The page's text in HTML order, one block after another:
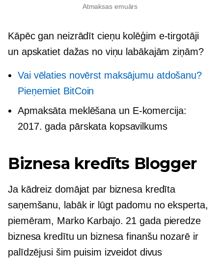
Atmaksas emuārs
Kāpēc gan neizrādīt cieņu kolēģim e-tirgotāji
un apskatiet dažas no viņu labākajām ziņām?
Vai vēlaties novērst maksājumu atdošanu?
Pieņemiet BitCoin
Apmaksāta meklēšana un E-komercija:
2017. gada pārskata kopsavilkums
Biznesa kredīts Blogger
Ja kādreiz domājat par biznesa kredīta
saņemšanu, labāk ir lūgt padomu no eksperta,
piemēram, Marko Karbajo. 21 gada pieredze
biznesa kredītu un biznesa finanšu nozarē ir
palīdzējusi šim puisim izveidot divus